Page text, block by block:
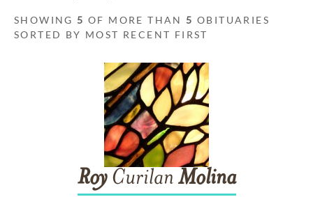
SHOWING 5 OF MORE THAN 5 OBITUARIES
SORTED BY MOST RECENT FIRST
RoyCurilan Molina